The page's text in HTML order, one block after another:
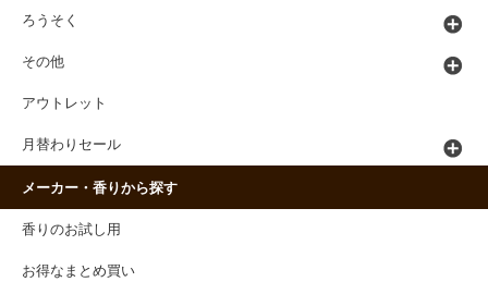
ろうそく
その他
アウトレット
月替わりセール
メーカー・香りから探す
香りのお試し用
お得なまとめ買い